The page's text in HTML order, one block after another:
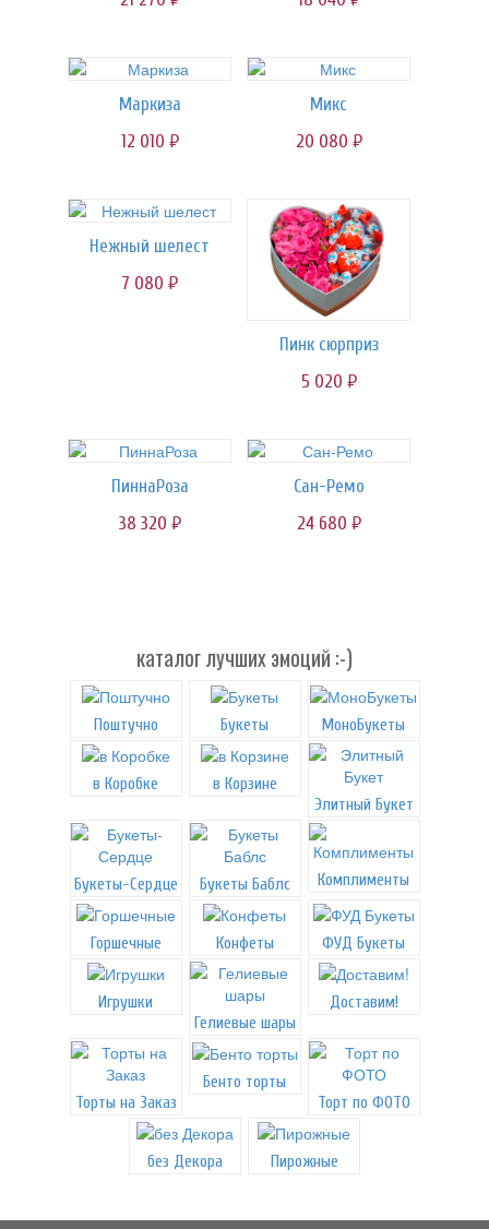
Маркиза
12 010 руб.
Микс
20 080 руб.
Нежный шелест
7 080 руб.
Пинк сюрприз
5 020 руб.
ПиннаРоза
38 320 руб.
Сан-Ремо
24 680 руб.
каталог лучших эмоций :-)
Поштучно Букеты МоноБукеты
в Коробке
в Корзине
Элитный Букет
Букеты-Сердце Букеты Баблс Комплименты
Горшечные Конфеты ФУД Букеты
Игрушки
Гелиевые шары
Доставим!
Торты на Заказ
Бенто торты
Торт по ФОТО
без Декора Пирожные